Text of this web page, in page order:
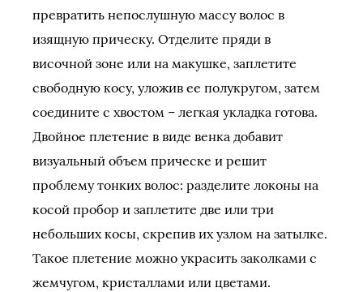
превратить непослушную массу волос в
изящную прическу. Отделите пряди в
височной зоне или на макушке, заплетите
свободную косу, уложив ее полукругом, затем
соедините с хвостом – легкая укладка готова.
Двойное плетение в виде венка добавит
визуальный объем прическе и решит
проблему тонких волос: разделите локоны на
косой пробор и заплетите две или три
небольших косы, скрепив их узлом на затылке.
Такое плетение можно украсить заколками с
жемчугом, кристаллами или цветами.